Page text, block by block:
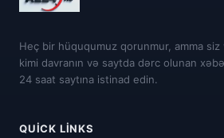
Heç bir hüququmuz qorunmur, amma
kimi davranın və saytda dərc olunan
24 saat saytına istinad edin.
QUICK LINKS